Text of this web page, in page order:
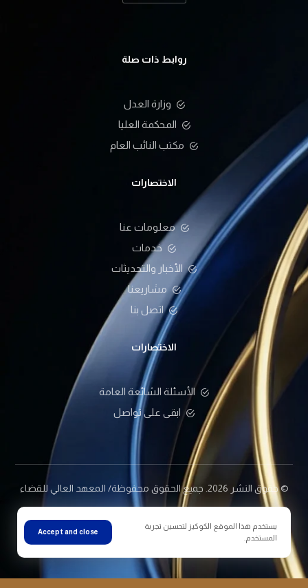
روابط ذات صلة
وزارة العدل
المحكمة العليا
مكتب النائب العام
الاختصارات
معلومات عنا
خدمات
الأخبار والتحديثات
مشاريعنا
اتصل بنا
الاختصارات
الأسئلة الشائعة العامة
ابقى على تواصل
© حقوق النشر 2026. جميع الحقوق محفوظة/ المعهد العالي للقضاء
سياسة الخصوصية إعلانات المعهد
يستخدم هذا الموقع الكوكيز لتحسين تجربة
المستخدم.
Accept and close